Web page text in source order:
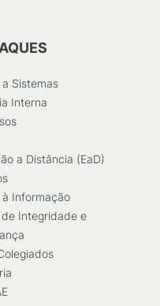
Sistemas
Interna
a Distância (EaD)
à Informação
Integridade e